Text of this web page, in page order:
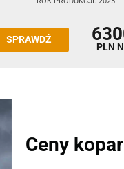
SPRAWDŹ
PLN
Ceny